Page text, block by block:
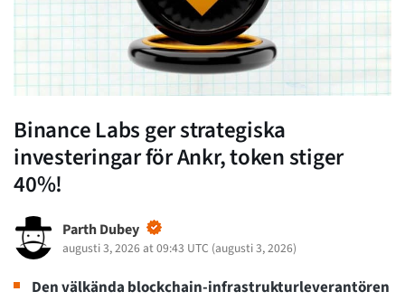
Binance Labs ger strategiska
investeringar för Ankr, token stiger
40%!
Parth Dubey
augusti 3, 2026 at 09:43 UTC (augusti 3, 2026)
Den välkända blockchain-infrastrukturleverantören